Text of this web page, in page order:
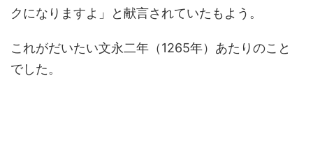
クになりますよ」と献言されていたもよう。
これがだいたい文永二年（1265年）あたりのこと
でした。